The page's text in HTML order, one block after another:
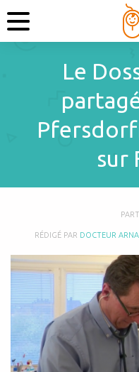
Le
sur
RÉDIGÉ PAR DOCTEUR